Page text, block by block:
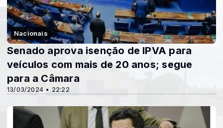
Nacionais
13/03/2024 • 22:22
Senado aprova isenção de IPVA para
veículos com mais de 20 anos; segue
para a Câmara